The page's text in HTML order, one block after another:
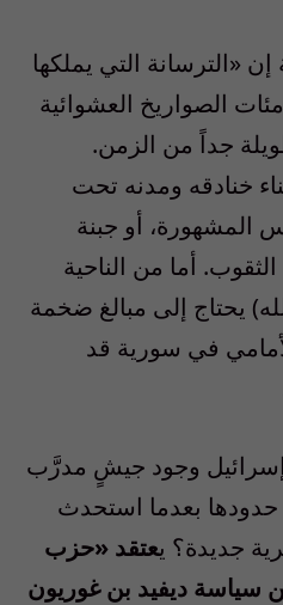
«الترسانة التي يملكها
الصواريخ العشوائية
جداً من الزمن.
خنادقه ومدنه تحت
المشهورة، أو جبنة
أما من الناحية
يحتاج إلى مبالغ ضخمة
في سورية قد
إسرائيل وجود جيشٍ مدرَّب
بعدما استحدث
جديدة؟ يعتقد «حزب
سياسة ديفيد بن غوريون